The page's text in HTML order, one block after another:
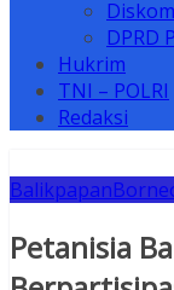
DPRD
Hukrim
TNI – POLRI
Redaksi
Balikpapan
Petanisia